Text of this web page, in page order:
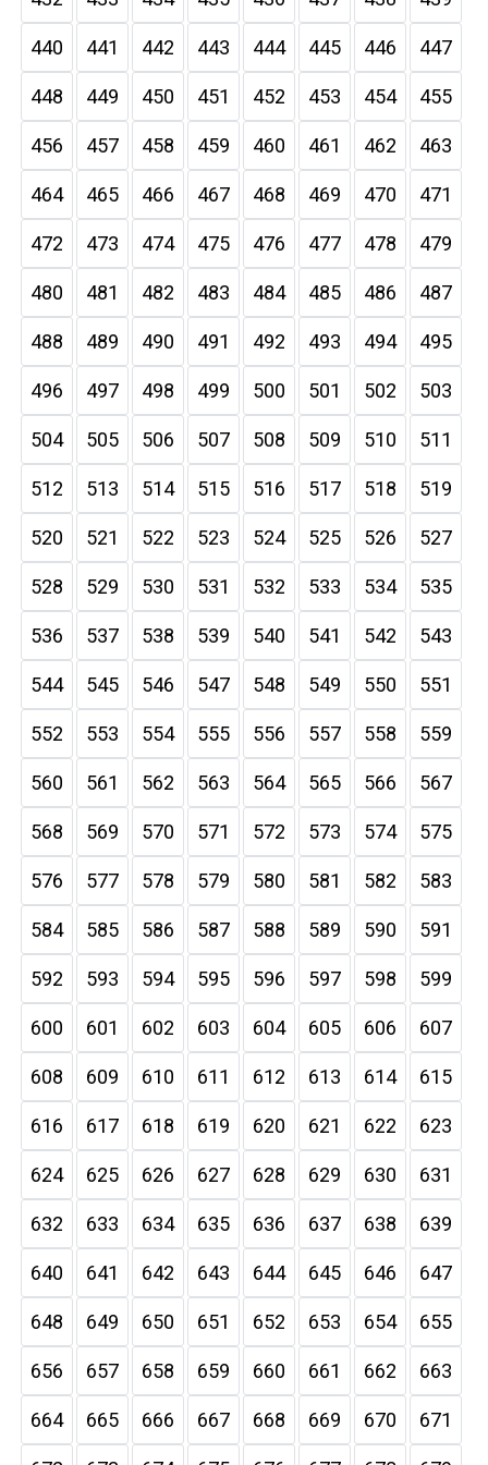
440 441 442 443 444 445 446 447
448 449 450 451 452 453 454 455
456 457 458 459 460 461 462 463
464 465 466 467 468 469 470 471
472 473 474 475 476 477 478 479
480 481 482 483 484 485 486 487
488 489 490 491 492 493 494 495
496 497 498 499 500 501 502 503
504 505 506 507 508 509 510 511
512 513 514 515 516 517 518 519
520 521 522 523 524 525 526 527
528 529 530 531 532 533 534 535
536 537 538 539 540 541 542 543
544 545 546 547 548 549 550 551
552 553 554 555 556 557 558 559
560 561 562 563 564 565 566 567
568 569 570 571 572 573 574 575
576 577 578 579 580 581 582 583
584 585 586 587 588 589 590 591
592 593 594 595 596 597 598 599
600 601 602 603 604 605 606 607
608 609 610 611 612 613 614 615
616 617 618 619 620 621 622 623
624 625 626 627 628 629 630 631
632 633 634 635 636 637 638 639
640 641 642 643 644 645 646 647
648 649 650 651 652 653 654 655
656 657 658 659 660 661 662 663
664 665 666 667 668 669 670 671